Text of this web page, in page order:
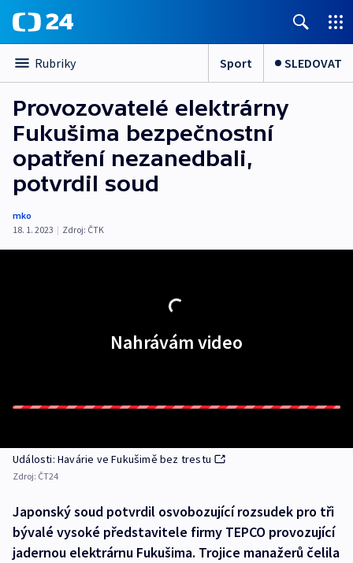
Rubriky Sport SLEDOVAT
Provozovatelé elektrárny
Fukušima bezpečnostní
opatření nezanedbali,
potvrdil soud
mko
18. 1. 2023 | Zdroj: ČTK
Nahrávám video
Události: Havárie ve Fukušimě bez trestu
Zdroj: ČT24
Japonský soud potvrdil osvobozující rozsudek pro tři
bývalé vysoké představitele firmy TEPCO provozující
jadernou elektrárnu Fukušima. Trojice manažerů čelila